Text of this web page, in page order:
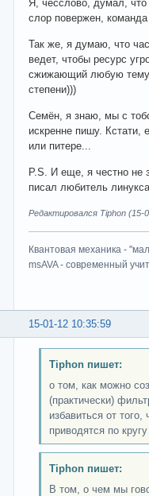
Я, чесслово, думал,
слор повержен,
Так же, я думаю, что
ведет, чтобы ресурс
сжижающий любую
степени)))
Семён, я знаю, мы с
искренне пишу.
или питере...
P.S. И еще, я честно не
писал любитель
Редактировался Tiphon (15-
Квантовая механика -
msAVA - современный
15-01-12 10:35:59
Tiphon пишет:
о том, как можно
(практически)
избавиться от
приводятся по
Tiphon пишет:
В том, о чем мы